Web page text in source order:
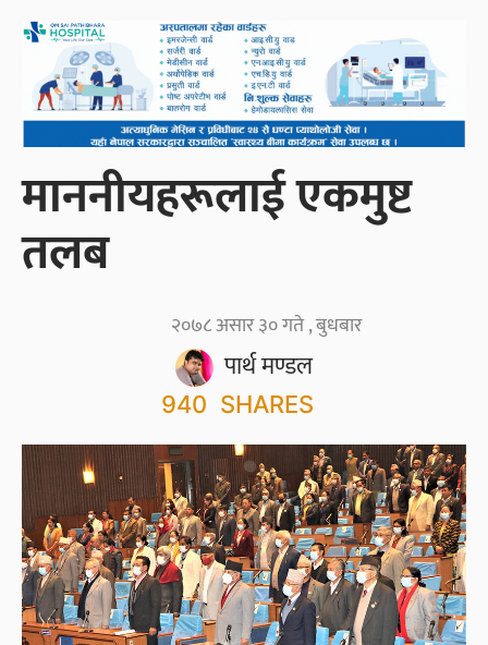
माननीयहरूलाई एकमुष्ट
तलब
पार्थ मण्डल
२०७८ असार ३० गते , बुधबार
940 SHARES